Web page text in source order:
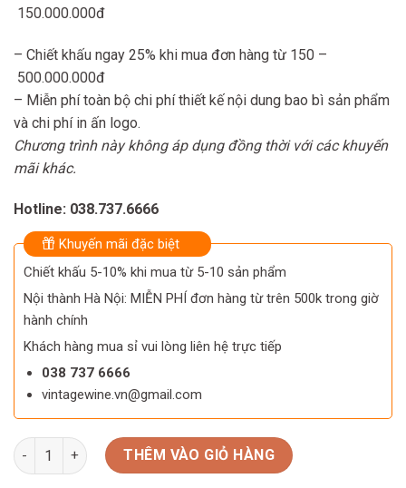
150.000.000đ
– Chiết khấu ngay 25% khi mua đơn hàng từ 150 –
500.000.000đ
– Miễn phí toàn bộ chi phí thiết kế nội dung bao bì sản phẩm
và chi phí in ấn logo.
Chương trình này không áp dụng đồng thời với các khuyến
mãi khác.
Hotline: 038.737.6666
Khuyến mãi đặc biệt
Chiết khấu 5-10% khi mua từ 5-10 sản phẩm
Nội thành Hà Nội: MIỄN PHÍ đơn hàng từ trên 500k trong giờ
hành chính
Khách hàng mua sỉ vui lòng liên hệ trực tiếp
038 737 6666
vintagewine.vn@gmail.com
Hộp quà Tết Brown Gucci 09 số lượng
THÊM VÀO GIỎ HÀNG